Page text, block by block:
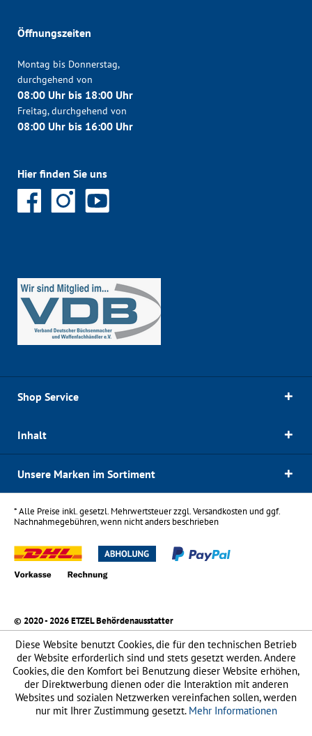
Öffnungszeiten
Montag bis Donnerstag,
durchgehend von
08:00 Uhr bis 18:00 Uhr
Freitag, durchgehend von
08:00 Uhr bis 16:00 Uhr
Hier finden Sie uns
Shop Service
Inhalt
Unsere Marken im Sortiment
* Alle Preise inkl. gesetzl. Mehrwertsteuer zzgl.Versandkostenund ggf.
Nachnahmegebühren, wenn nicht anders beschrieben
© 2020 - 2026 ETZEL Behördenausstatter
Diese Website benutzt Cookies, die für den technischen Betrieb
der Website erforderlich sind und stets gesetzt werden. Andere
Cookies, die den Komfort bei Benutzung dieser Website erhöhen,
der Direktwerbung dienen oder die Interaktion mit anderen
Websites und sozialen Netzwerken vereinfachen sollen, werden
nur mit Ihrer Zustimmung gesetzt. Mehr Informationen